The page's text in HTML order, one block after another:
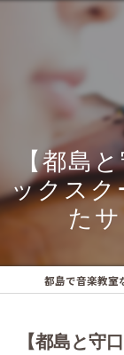
【都島
ックスク
た
【都島と守